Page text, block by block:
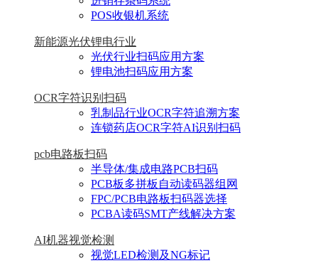
POS收银机系统
新能源光伏锂电行业
光伏行业扫码应用方案
锂电池扫码应用方案
OCR字符识别扫码
乳制品行业OCR字符追溯方案
连锁药店OCR字符AI识别扫码
pcb电路板扫码
半导体/集成电路PCB扫码
PCB板多拼板自动读码器组网
FPC/PCB电路板扫码器选择
PCBA读码SMT产线解决方案
AI机器视觉检测
视觉LED检测及NG标记